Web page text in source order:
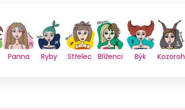
Panna Ryby Střelec Blíženci Býk Kozoroh